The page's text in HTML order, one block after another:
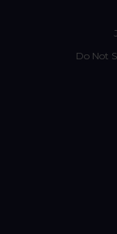
Do Not